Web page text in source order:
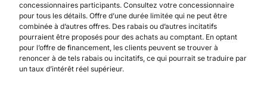
concessionnaires participants. Consultez votre concessionnaire
pour tous les détails. Offre d’une durée limitée qui ne peut être
combinée à d’autres offres. Des rabais ou d’autres incitatifs
pourraient être proposés pour des achats au comptant. En optant
pour l’offre de financement, les clients peuvent se trouver à
renoncer à de tels rabais ou incitatifs, ce qui pourrait se traduire par
un taux d’intérêt réel supérieur.